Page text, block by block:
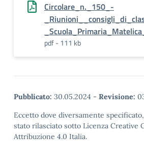
Circolare_n._150_-
pdf - 111 kb
Pubblicato: 30.05.2024 - Revisione:
Eccetto dove diversamente
stato rilasciato sotto Licenza Creative
Attribuzione 4.0 Italia.